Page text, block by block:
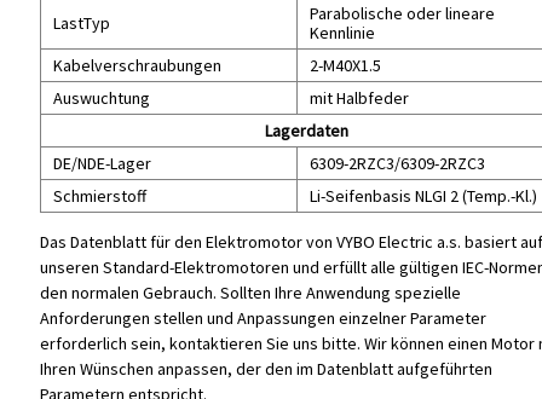
LastTyp
Parabolische oder lineare
Kennlinie
Kabelverschraubungen
2-M40X1.5
Auswuchtung
mit Halbfeder
Lagerdaten
DE/NDE-Lager
6309-2RZC3/6309-2RZC3
Schmierstoff
Li-Seifenbasis NLGI 2 (Temp.-Kl.)
Das Datenblatt für den Elektromotor von VYBO Electric a.s. basiert auf
unseren Standard-Elektromotoren und erfüllt alle gültigen IEC-
den normalen Gebrauch. Sollten Ihre Anwendung spezielle
Anforderungen stellen und Anpassungen einzelner Parameter
erforderlich sein, kontaktieren Sie uns bitte. Wir können einen Motor
Ihren Wünschen anpassen, der den im Datenblatt aufgeführten
Parametern entspricht.